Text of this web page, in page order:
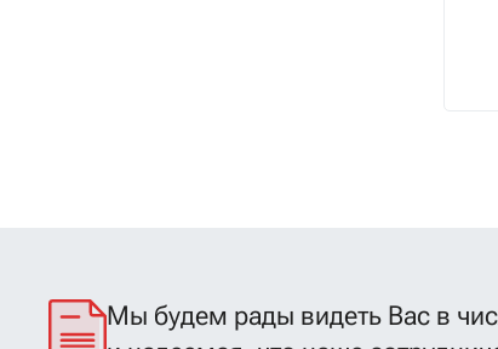
Мы будем рады видеть Вас в